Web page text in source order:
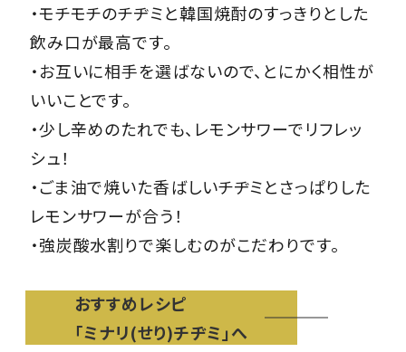
・モチモチのチヂミと韓国焼酎のすっきりとした
飲み口が最高です。
・お互いに相手を選ばないので、とにかく相性が
いいことです。
・少し辛めのたれでも、レモンサワーでリフレッ
シュ！
・ごま油で焼いた香ばしいチヂミとさっぱりした
レモンサワーが合う！
・強炭酸水割りで楽しむのがこだわりです。
おすすめレシピ
「ミナリ(せり)チヂミ」へ